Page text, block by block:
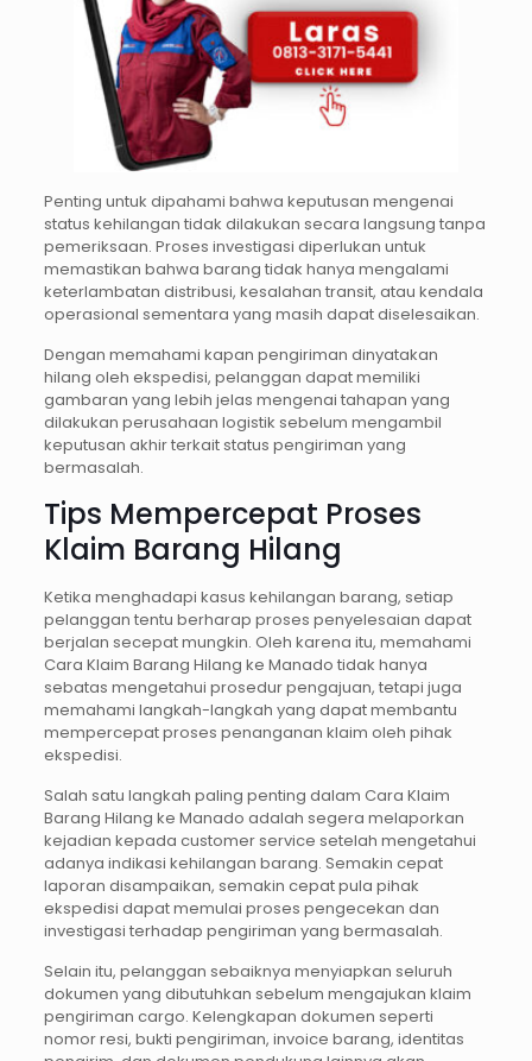
Penting untuk dipahami bahwa keputusan mengenai
status kehilangan tidak dilakukan secara langsung tanpa
pemeriksaan. Proses investigasi diperlukan untuk
memastikan bahwa barang tidak hanya mengalami
keterlambatan distribusi, kesalahan transit, atau kendala
operasional sementara yang masih dapat diselesaikan.
Dengan memahami kapan pengiriman dinyatakan
hilang oleh ekspedisi, pelanggan dapat memiliki
gambaran yang lebih jelas mengenai tahapan yang
dilakukan perusahaan logistik sebelum mengambil
keputusan akhir terkait status pengiriman yang
bermasalah.
Tips Mempercepat Proses
Klaim Barang Hilang
Ketika menghadapi kasus kehilangan barang, setiap
pelanggan tentu berharap proses penyelesaian dapat
berjalan secepat mungkin. Oleh karena itu, memahami
Cara Klaim Barang Hilang ke Manado tidak hanya
sebatas mengetahui prosedur pengajuan, tetapi juga
memahami langkah-langkah yang dapat membantu
mempercepat proses penanganan klaim oleh pihak
ekspedisi.
Salah satu langkah paling penting dalam Cara Klaim
Barang Hilang ke Manado adalah segera melaporkan
kejadian kepada customer service setelah mengetahui
adanya indikasi kehilangan barang. Semakin cepat
laporan disampaikan, semakin cepat pula pihak
ekspedisi dapat memulai proses pengecekan dan
investigasi terhadap pengiriman yang bermasalah.
Selain itu, pelanggan sebaiknya menyiapkan seluruh
dokumen yang dibutuhkan sebelum mengajukan klaim
pengiriman cargo. Kelengkapan dokumen seperti
nomor resi, bukti pengiriman, invoice barang, identitas